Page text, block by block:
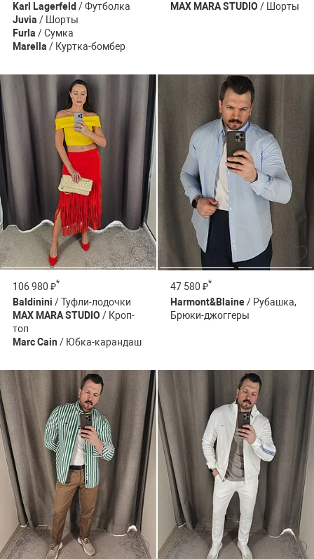
Karl Lagerfeld / Футболка
Juvia / Шорты
Furla / Сумка
Marella / Куртка-бомбер
MAX MARA STUDIO / Шорты
106 980 ₽*
Baldinini / Туфли-лодочки
MAX MARA STUDIO / Кроп-
топ
Marc Cain / Юбка-карандаш
47 580 ₽*
Harmont&Blaine/ Рубашка,
Брюки-джоггеры